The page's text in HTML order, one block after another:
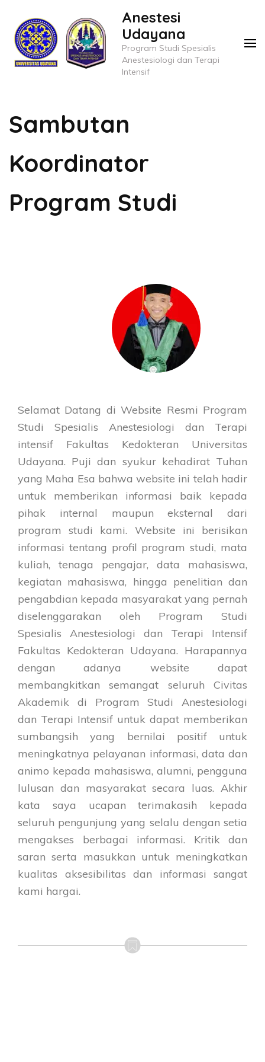
content
(Press
Anestesi
Udayana
Program Studi Spesialis
Anestesiologi dan Terapi
Intensif
Sambutan
Koordinator
Program Studi
Selamat Datang di Website Resmi Program
Studi Spesialis Anestesiologi dan Terapi
intensif Fakultas Kedokteran Universitas
Udayana. Puji dan syukur kehadirat Tuhan
yang Maha Esa bahwa website ini telah hadir
untuk memberikan informasi baik kepada
pihak internal maupun eksternal dari
program studi kami. Website ini berisikan
informasi tentang profil program studi, mata
kuliah, tenaga pengajar, data mahasiswa,
kegiatan mahasiswa, hingga penelitian dan
pengabdian kepada masyarakat yang pernah
diselenggarakan oleh Program Studi
Spesialis Anestesiologi dan Terapi Intensif
Fakultas Kedokteran Udayana. Harapannya
dengan adanya website dapat
membangkitkan semangat seluruh Civitas
Akademik di Program Studi Anestesiologi
dan Terapi Intensif untuk dapat memberikan
sumbangsih yang bernilai positif untuk
meningkatnya pelayanan informasi, data dan
animo kepada mahasiswa, alumni, pengguna
lulusan dan masyarakat secara luas. Akhir
kata saya ucapan terimakasih kepada
seluruh pengunjung yang selalu dengan setia
mengakses berbagai informasi. Kritik dan
saran serta masukkan untuk meningkatkan
kualitas aksesibilitas dan informasi sangat
kami hargai.